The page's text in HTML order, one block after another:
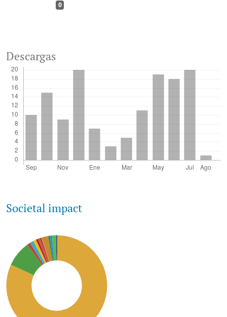
0
Descargas
Societal impact